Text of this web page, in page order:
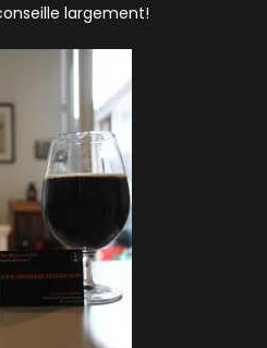
largement!